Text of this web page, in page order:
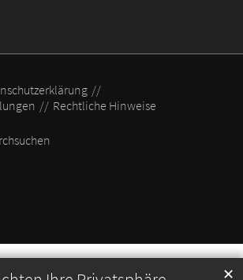
✕
Rechtliche Hinweise